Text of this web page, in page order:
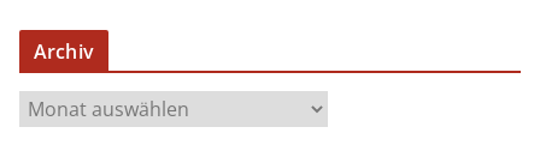
Archiv